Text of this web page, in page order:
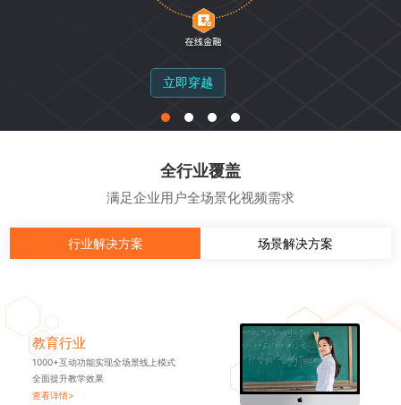
立即穿越
全行业覆盖
满足企业用户全场景化视频需求
行业解决方案 场景解决方案
教育行业
1000+互动功能实现全场景线上模式
全面提升教学效果
查看详情>